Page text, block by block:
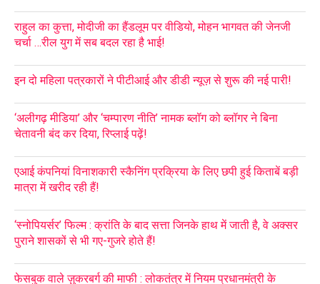
राहुल का कुत्ता, मोदीजी का हैंडलूम पर वीडियो, मोहन भागवत की जेनजी
चर्चा …रील युग में सब बदल रहा है भाई!
इन दो महिला पत्रकारों ने पीटीआई और डीडी न्यूज़ से शुरू की नई पारी!
‘अलीगढ़ मीडिया’ और ‘चम्पारण नीति’ नामक ब्लॉग को ब्लॉगर ने बिना
चेतावनी बंद कर दिया, रिप्लाई पढ़ें!
एआई कंपनियां विनाशकारी स्कैनिंग प्रक्रिया के लिए छपी हुई किताबें बड़ी
मात्रा में खरीद रही हैं!
‘स्नोपियर्सर’ फिल्म : क्रांति के बाद सत्ता जिनके हाथ में जाती है, वे अक्सर
पुराने शासकों से भी गए-गुजरे होते हैं!
फेसबुक वाले ज़ुकरबर्ग की माफी : लोकतंत्र में नियम प्रधानमंत्री के